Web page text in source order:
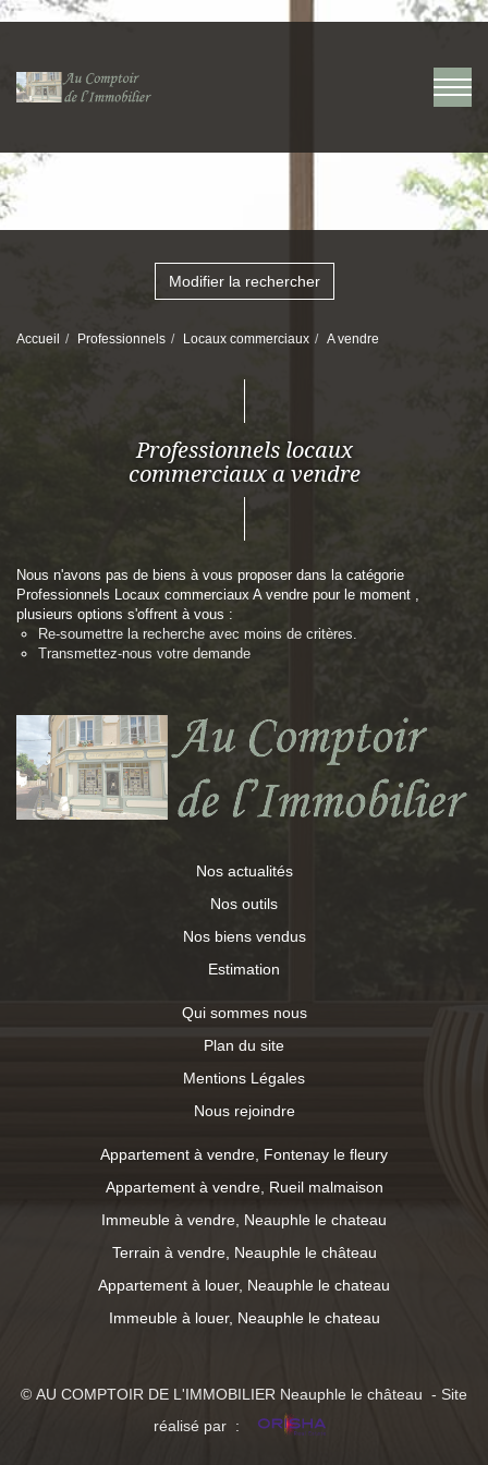
Modifier la rechercher
Accueil Professionnels Locaux commerciaux A vendre
Professionnels locaux
commerciaux a vendre
Nous n'avons pas de biens à vous proposer dans la catégorie
Professionnels Locaux commerciaux A vendre pour le moment ,
plusieurs options s'offrent à vous :
Re-soumettre la recherche avec moins de critères.
Transmettez-nous votre demande
Nos actualités
Nos outils
Nos biens vendus
Estimation
Qui sommes nous
Plan du site
Mentions Légales
Nous rejoindre
Appartement à vendre, Fontenay le fleury
Appartement à vendre, Rueil malmaison
Immeuble à vendre, Neauphle le chateau
Terrain à vendre, Neauphle le château
Appartement à louer, Neauphle le chateau
Immeuble à louer, Neauphle le chateau
© AU COMPTOIR DE L'IMMOBILIER Neauphle le château - Site
réalisé par :